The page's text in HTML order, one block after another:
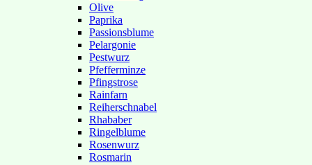
Olive
Paprika
Passionsblume
Pelargonie
Pestwurz
Pfefferminze
Pfingstrose
Rainfarn
Reiherschnabel
Rhababer
Ringelblume
Rosenwurz
Rosmarin